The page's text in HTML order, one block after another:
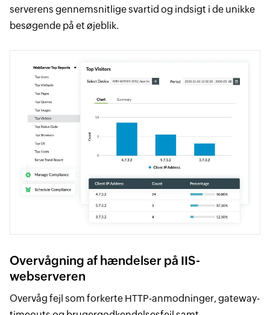
serverens gennemsnitlige svartid og indsigt i de unikke
besøgende på et øjeblik.
Overvågning af hændelser på IIS-
webserveren
Overvåg fejl som forkerte HTTP-anmodninger, gateway-